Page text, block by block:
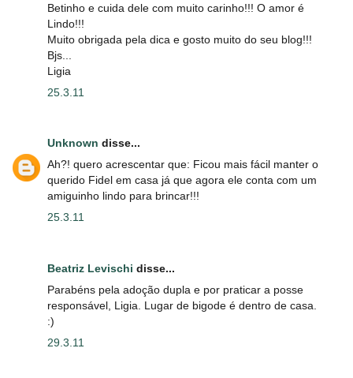
Betinho e cuida dele com muito carinho!!! O amor é
Lindo!!!
Muito obrigada pela dica e gosto muito do seu blog!!!
Bjs...
Ligia
25.3.11
Unknown disse...
Ah?! quero acrescentar que: Ficou mais fácil manter o
querido Fidel em casa já que agora ele conta com um
amiguinho lindo para brincar!!!
25.3.11
Beatriz Levischi disse...
Parabéns pela adoção dupla e por praticar a posse
responsável, Ligia. Lugar de bigode é dentro de casa.
:)
29.3.11